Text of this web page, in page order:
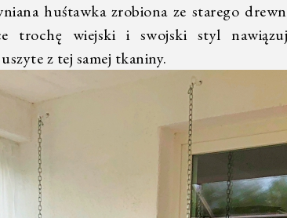
huśtawka zrobiona ze starego
trochę wiejski i swojski styl
z tej samej tkaniny.